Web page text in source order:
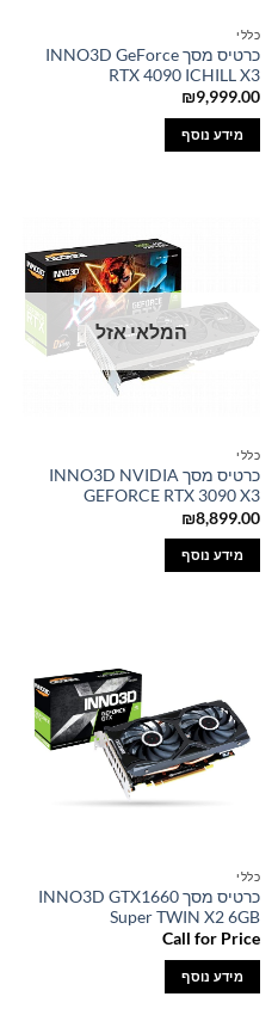
כללי
כרטיס מסך INNO3D GeForce
RTX 4090 ICHILL X3
₪9,999.00
מידע נוסף
המלאי אזל
כללי
כרטיס מסך INNO3D NVIDIA
GEFORCE RTX 3090 X3
₪8,899.00
מידע נוסף
כללי
כרטיס מסך INNO3D GTX1660
Super TWIN X2 6GB
Call for Price
מידע נוסף